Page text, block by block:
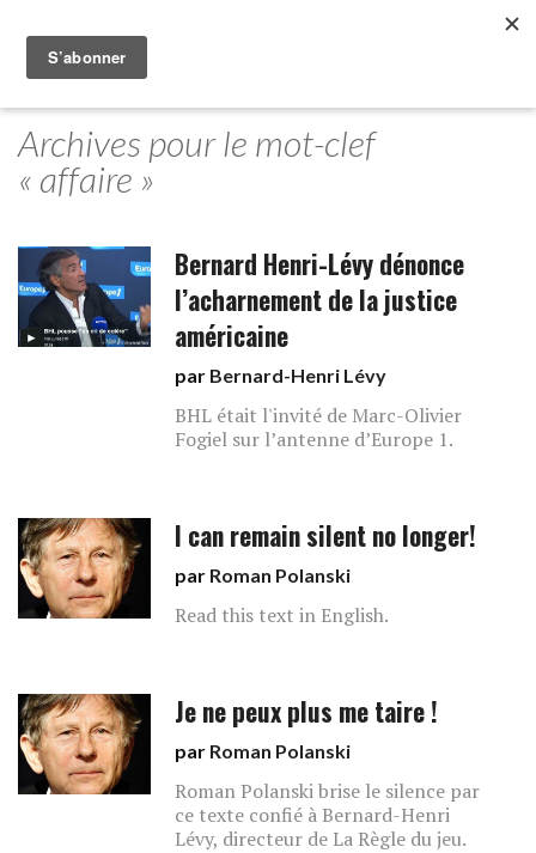
Archives pour le mot-clef
« affaire »
Bernard Henri-Lévy dénonce
l’acharnement de la justice
américaine
par Bernard-Henri Lévy
BHL était l'invité de Marc-Olivier
Fogiel sur l’antenne d’Europe 1.
I can remain silent no longer!
par Roman Polanski
Read this text in English.
Je ne peux plus me taire !
par Roman Polanski
Roman Polanski brise le silence par
ce texte confié à Bernard-Henri
Lévy, directeur de La Règle du jeu.